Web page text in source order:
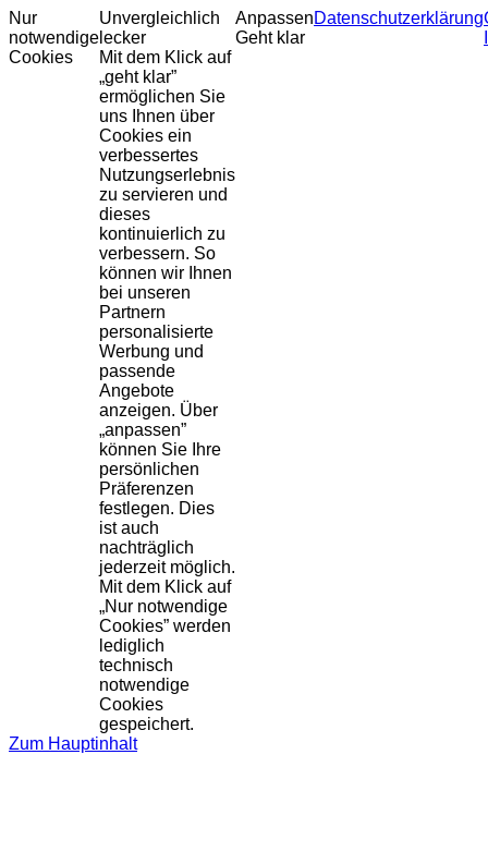
Nur
notwendige
Cookies
Unvergleichlich
lecker
Mit dem Klick auf
„geht klar”
ermöglichen Sie
uns Ihnen über
Cookies ein
verbessertes
Nutzungserlebnis
zu servieren und
dieses
kontinuierlich zu
verbessern. So
können wir Ihnen
bei unseren
Partnern
personalisierte
Werbung und
passende
Angebote
anzeigen. Über
„anpassen”
können Sie Ihre
persönlichen
Präferenzen
festlegen. Dies
ist auch
nachträglich
jederzeit möglich.
Mit dem Klick auf
„Nur notwendige
Cookies” werden
lediglich
technisch
notwendige
Cookies
gespeichert.
Anpassen
Geht klar
Datenschutzerklärung
Zum Hauptinhalt